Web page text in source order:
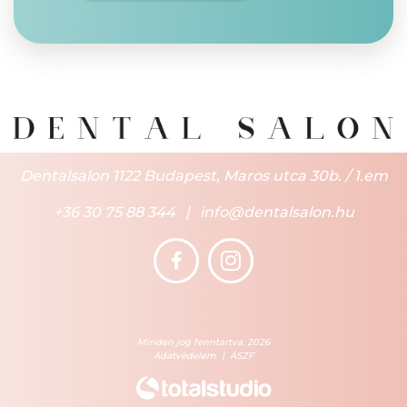
Dentalsalon 1122 Budapest, Maros utca 30b. / 1.em
+36 30 75 88 344 | info@dentalsalon.hu
Minden jog fenntartva. 2026
Adatvédelem | ÁSZF